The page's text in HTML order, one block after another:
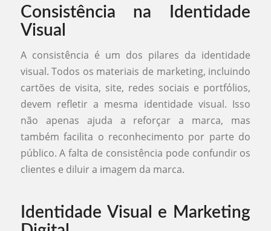
Consistência na Identidade
Visual
A consistência é um dos pilares da identidade
visual. Todos os materiais de marketing, incluindo
cartões de visita, site, redes sociais e portfólios,
devem refletir a mesma identidade visual. Isso
não apenas ajuda a reforçar a marca, mas
também facilita o reconhecimento por parte do
público. A falta de consistência pode confundir os
clientes e diluir a imagem da marca.
Identidade Visual e Marketing